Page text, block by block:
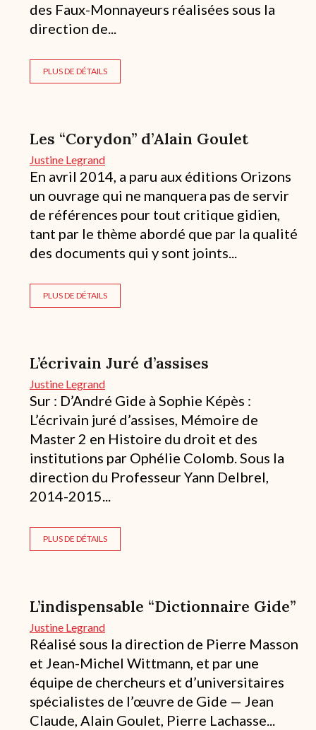
des Faux-Monnayeurs réalisées sous la
direction de...
PLUS DE DÉTAILS
Les “Corydon” d’Alain Goulet
Justine Legrand
En avril 2014, a paru aux éditions Orizons
un ouvrage qui ne manquera pas de servir
de références pour tout critique gidien,
tant par le thème abordé que par la qualité
des documents qui y sont joints...
PLUS DE DÉTAILS
L’écrivain Juré d’assises
Justine Legrand
Sur : D’André Gide à Sophie Képès :
L’écrivain juré d’assises, Mémoire de
Master 2 en Histoire du droit et des
institutions par Ophélie Colomb. Sous la
direction du Professeur Yann Delbrel,
2014-2015...
PLUS DE DÉTAILS
L’indispensable “Dictionnaire Gide”
Justine Legrand
Réalisé sous la direction de Pierre Masson
et Jean-Michel Wittmann, et par une
équipe de chercheurs et d’universitaires
spécialistes de l’œuvre de Gide — Jean
Claude, Alain Goulet, Pierre Lachasse...